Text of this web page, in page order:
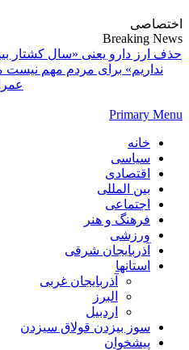
اختصاصی
Breaking News
حذف ارز دارو یعنی «سال کشتار
نداریم»
Primary Menu
خانه
سیاسی
اقتصادی
بین المللی
اجتماعی
فرهنگ و هنر
ورزشی
آذربایجان شرقی
استانها
آذربایجان غربی
البرز
اردبیل
سوز بیزدن قولاق سیزدن
پیشخوان